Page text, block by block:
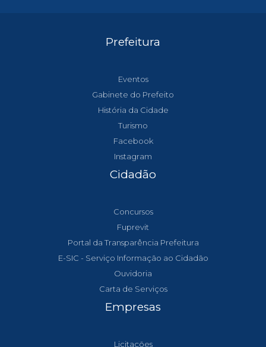
Prefeitura
Eventos
Gabinete do Prefeito
História da Cidade
Turismo
Facebook
Instagram
Cidadão
Concursos
Fuprevit
Portal da Transparência Prefeitura
E-SIC - Serviço Informação ao Cidadão
Ouvidoria
Carta de Serviços
Empresas
Licitações